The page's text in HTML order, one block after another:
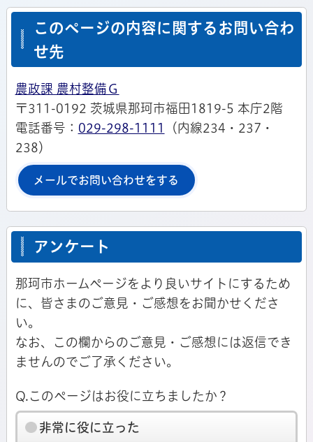
このページの内容に関するお問い合わ
せ先
農政課 農村整備Ｇ
〒311-0192 茨城県那珂市福田1819-5 本庁2階
電話番号： 029-298-1111
（内線234・237・
238）
メールでお問い合わせをする
アンケート
那珂市ホームページをより良いサイトにするため
に、皆さまのご意見・ご感想をお聞かせくださ
い。
なお、この欄からのご意見・ご感想には返信でき
ませんのでご了承ください。
Q.このページはお役に立ちましたか？
非常に役に立った